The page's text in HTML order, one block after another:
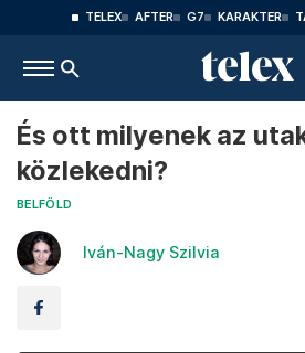
TELEX AFTER G7 KARAKTER
És ott milyenek az
közlekedni?
BELFÖLD
Iván-Nagy Szilvia